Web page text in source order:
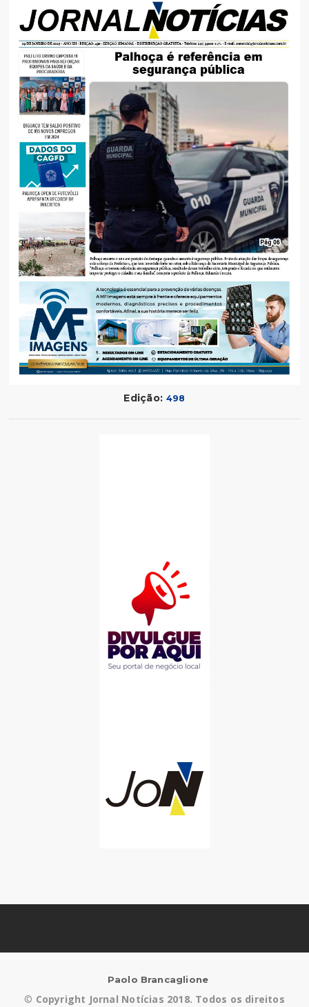
Edição: 498
Paolo Brancaglione
© Copyright Jornal Notícias 2018. Todos os direitos